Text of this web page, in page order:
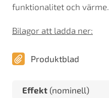
funktionalitet och värme.
Bilagor att ladda ner:
Produktblad
Effekt (nominell)